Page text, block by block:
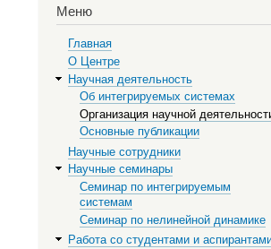
Меню
Главная
О Центре
Научная деятельность
Об интегрируемых системах
Организация научной
Основные публикации
Научные сотрудники
Научные семинары
Семинар по интегрируемым
системам
Семинар по нелинейной динамике
Работа со студентами и